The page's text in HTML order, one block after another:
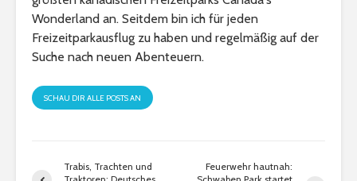
Wonderland an. Seitdem bin ich für jeden
Freizeitparkausflug zu haben und regelmäßig auf der
Suche nach neuen Abenteuern.
SCHAU DIR ALLE POSTS AN
Trabis, Trachten und
Feuerwehr hautnah: